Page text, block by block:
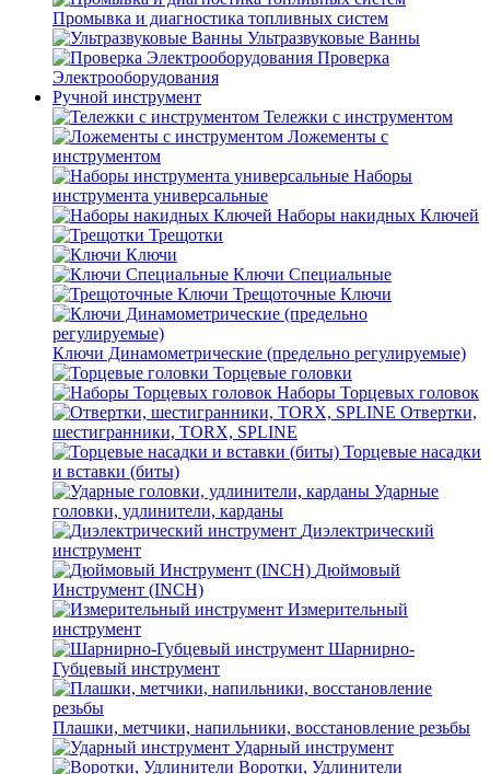
Промывка и диагностика топливных систем
Ультразвуковые Ванны
Проверка
Электрооборудования
Ручной инструмент
Тележки с инструментом
Ложементы с
инструментом
Наборы
инструмента универсальные
Наборы накидных Ключей
Трещотки
Ключи
Ключи Специальные
Трещоточные Ключи
Ключи Динамометрические (предельно регулируемые)
Торцевые головки
Наборы Торцевых головок
Отвертки,
шестигранники, TORX, SPLINE
Торцевые насадки
и вставки (биты)
Ударные
головки, удлинители, карданы
Диэлектрический
инструмент
Дюймовый
Инструмент (INCH)
Измерительный
инструмент
Шарнирно-
Губцевый инструмент
Плашки, метчики, напильники, восстановление резьбы
Ударный инструмент
Воротки, Удлинители